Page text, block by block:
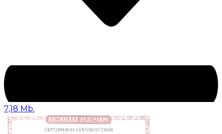
7,18 Mb.